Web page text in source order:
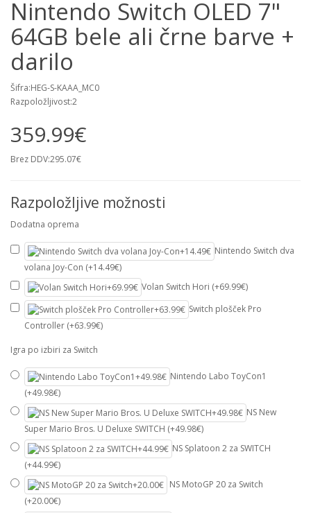
Nintendo Switch OLED 7"
64GB bele ali črne barve +
darilo
Šifra:HEG-S-KAAA_MC0
Razpoložljivost:2
359.99€
Brez DDV:295.07€
Razpoložljive možnosti
Dodatna oprema
Nintendo Switch dva
volana Joy-Con (+14.49€)
Volan Switch Hori (+69.99€)
Switch plošček Pro
Controller (+63.99€)
Igra po izbiri za Switch
Nintendo Labo ToyCon1
(+49.98€)
NS New
Super Mario Bros. U Deluxe SWITCH (+49.98€)
NS Splatoon 2 za SWITCH
(+44.99€)
NS MotoGP 20 za Switch
(+20.00€)